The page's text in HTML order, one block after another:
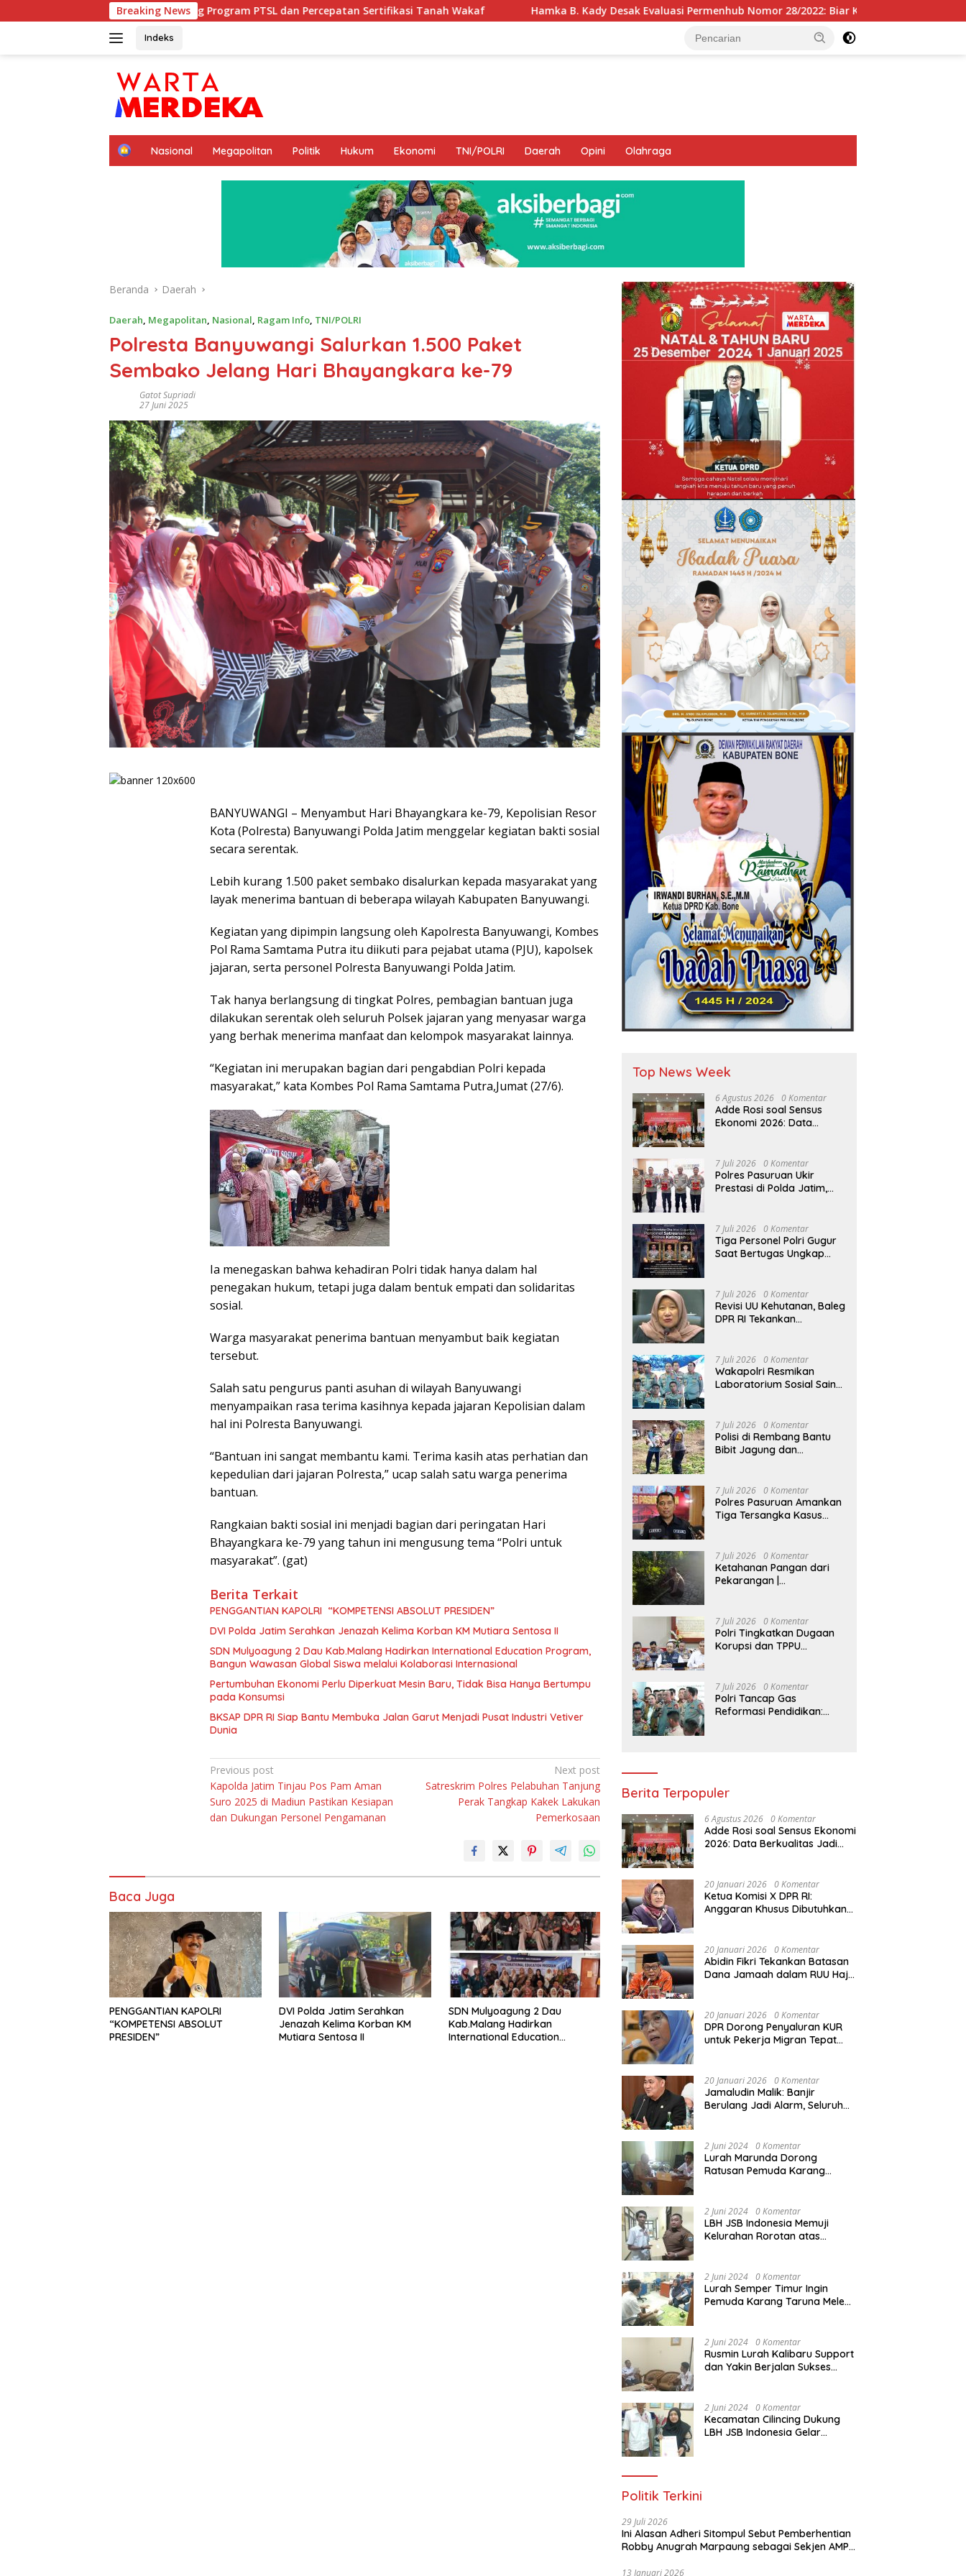
ke
Breaking News
DPR Dorong Program PTSL dan Percepatan Sertifikasi Tanah Wakaf Hamka B. Kady Desak Evaluasi Permenhub Nomor 28/2022: Biar Keselamatan Pelayaran Tak Lagi Hanya
Indeks
H
Nasional Megapolitan Politik Hukum Ekonomi TNI/POLRI Daerah Opini Olahraga
Beranda Daerah
Daerah Megapolitan Nasional Ragam Info TNI/POLRI
Polresta Banyuwangi Salurkan 1.500 Paket
Sembako Jelang Hari Bhayangkara ke-79
Gatot Supriadi
27 Juni 2025
BANYUWANGI – Menyambut Hari Bhayangkara ke-79, Kepolisian Resor
Kota (Polresta) Banyuwangi Polda Jatim menggelar kegiatan bakti sosial
secara serentak.
Lebih kurang 1.500 paket sembako disalurkan kepada masyarakat yang
layak menerima bantuan di beberapa wilayah Kabupaten Banyuwangi.
Kegiatan yang dipimpin langsung oleh Kapolresta Banyuwangi, Kombes
Pol Rama Samtama Putra itu diikuti para pejabat utama (PJU), kapolsek
jajaran, serta personel Polresta Banyuwangi Polda Jatim.
Tak hanya berlangsung di tingkat Polres, pembagian bantuan juga
dilakukan serentak oleh seluruh Polsek jajaran yang menyasar warga
yang berhak menerima manfaat dan kelompok masyarakat lainnya.
“Kegiatan ini merupakan bagian dari pengabdian Polri kepada
masyarakat,” kata Kombes Pol Rama Samtama Putra,Jumat (27/6).
Ia menegaskan bahwa kehadiran Polri tidak hanya dalam hal
penegakan hukum, tetapi juga dalam bentuk empati dan solidaritas
sosial.
Warga masyarakat penerima bantuan menyambut baik kegiatan
tersebut.
Salah satu pengurus panti asuhan di wilayah Banyuwangi
menyampaikan rasa terima kasihnya kepada jajaran Kepolisian dalam
hal ini Polresta Banyuwangi.
“Bantuan ini sangat membantu kami. Terima kasih atas perhatian dan
kepedulian dari jajaran Polresta,” ucap salah satu warga penerima
bantuan.
Rangkaian bakti sosial ini menjadi bagian dari peringatan Hari
Bhayangkara ke-79 yang tahun ini mengusung tema “Polri untuk
masyarakat”. (gat)
Berita Terkait
PENGGANTIAN KAPOLRI “KOMPETENSI ABSOLUT PRESIDEN”
DVI Polda Jatim Serahkan Jenazah Kelima Korban KM Mutiara Sentosa II
SDN Mulyoagung 2 Dau Kab.Malang Hadirkan International Education Program,
Bangun Wawasan Global Siswa melalui Kolaborasi Internasional
Pertumbuhan Ekonomi Perlu Diperkuat Mesin Baru, Tidak Bisa Hanya Bertumpu
pada Konsumsi
BKSAP DPR RI Siap Bantu Membuka Jalan Garut Menjadi Pusat Industri Vetiver
Dunia
Navigasi
pos
Previous post
Kapolda Jatim Tinjau Pos Pam Aman
Suro 2025 di Madiun Pastikan Kesiapan
dan Dukungan Personel Pengamanan
Next post
Satreskrim Polres Pelabuhan Tanjung
Perak Tangkap Kakek Lakukan
Pemerkosaan
Baca Juga
PENGGANTIAN KAPOLRI
“KOMPETENSI ABSOLUT
PRESIDEN”
DVI Polda Jatim Serahkan
Jenazah Kelima Korban KM
Mutiara Sentosa II
SDN Mulyoagung 2 Dau
Kab.Malang Hadirkan
International Education
Top News Week
6 Agustus 2026 0 Komentar
Adde Rosi soal Sensus
Ekonomi 2026: Data
7 Juli 2026 0 Komentar
Polres Pasuruan Ukir
Prestasi di Polda Jatim,
Ungkap Kasus
7 Juli 2026 0 Komentar
Tiga Personel Polri Gugur
Saat Bertugas Ungkap
Kenaikan Pangkat Luar
Biasa Anumerta
7 Juli 2026 0 Komentar
Revisi UU Kehutanan, Baleg
DPR RI Tekankan
Sepihak
7 Juli 2026 0 Komentar
Wakapolri Resmikan
Laboratorium Sosial Sains
7 Juli 2026 0 Komentar
Polisi di Rembang Bantu
Bibit Jagung dan
7 Juli 2026 0 Komentar
Polres Pasuruan Amankan
Tiga Tersangka Kasus
7 Juli 2026 0 Komentar
Ketahanan Pangan dari
Pekarangan |
Budidaya Singkong
7 Juli 2026 0 Komentar
Polri Tingkatkan Dugaan
Korupsi dan TPPU
Kerugian Negara
Diindikasikan Capai Rp5
Triliun
7 Juli 2026 0 Komentar
Polri Tancap Gas
Reformasi Pendidikan:
Berita Terpopuler
6 Agustus 2026 0 Komentar
Adde Rosi soal Sensus Ekonomi
2026: Data Berkualitas Jadi
20 Januari 2026 0 Komentar
Ketua Komisi X DPR RI:
Anggaran Khusus Dibutuhkan
Akibat Bencana
20 Januari 2026 0 Komentar
Abidin Fikri Tekankan Batasan
Dana Jamaah dalam RUU Haji
20 Januari 2026 0 Komentar
DPR Dorong Penyaluran KUR
untuk Pekerja Migran Tepat
PMI
20 Januari 2026 0 Komentar
Jamaludin Malik: Banjir
Berulang Jadi Alarm, Seluruh
2 Juni 2024 0 Komentar
Lurah Marunda Dorong
Ratusan Pemuda Karang
Paralegal Gratis Yang
Diadakan LBH JSB Indonesia
2 Juni 2024 0 Komentar
LBH JSB Indonesia Memuji
Kelurahan Rorotan atas
150 orang Pemuda Karang
Taruna di Jakarta Utara
2 Juni 2024 0 Komentar
Lurah Semper Timur Ingin
Pemuda Karang Taruna Melek
Diadakan LBH JSB Indonesia
2 Juni 2024 0 Komentar
Rusmin Lurah Kalibaru Support
dan Yakin Berjalan Sukses
Taruna di Jakarta Utara
2 Juni 2024 0 Komentar
Kecamatan Cilincing Dukung
LBH JSB Indonesia Gelar
Politik Terkini
29 Juli 2026
Ini Alasan Adheri Sitompul Sebut Pemberhentian
Robby Anugrah Marpaung sebagai Sekjen AMPI
13 Januari 2026